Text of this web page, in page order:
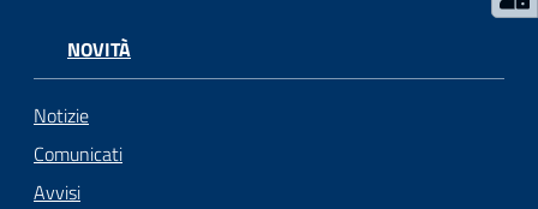
NOVITÀ
Notizie
Comunicati
Avvisi